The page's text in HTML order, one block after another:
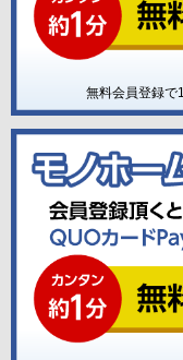
無料会員登録で